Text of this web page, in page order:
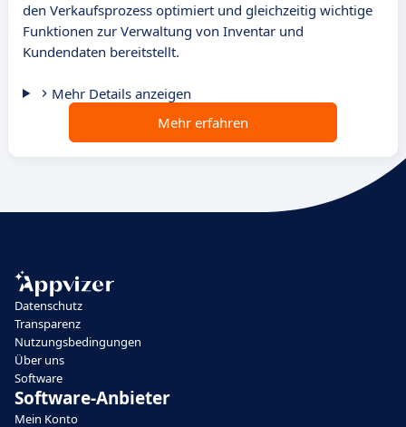
den Verkaufsprozess optimiert und gleichzeitig wichtige
Funktionen zur Verwaltung von Inventar und
Kundendaten bereitstellt.
Mehr Details anzeigen
Mehr erfahren
Datenschutz
Transparenz
Nutzungsbedingungen
Über uns
Software
Software-Anbieter
Mein Konto